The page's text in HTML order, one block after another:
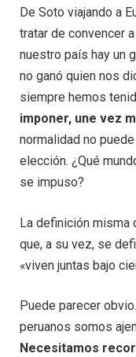
De Soto viajando a
tratar de convencer
nuestro país hay un
no ganó quien nos
siempre hemos
imponer, une vez
normalidad no
elección. ¿Qué
se impuso?
La definición misma
que, a su vez, se
«viven juntas bajo
Puede parecer
peruanos somos
Necesitamos